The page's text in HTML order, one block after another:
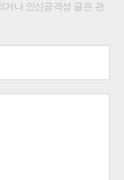
거나 인신공격성 글은 관